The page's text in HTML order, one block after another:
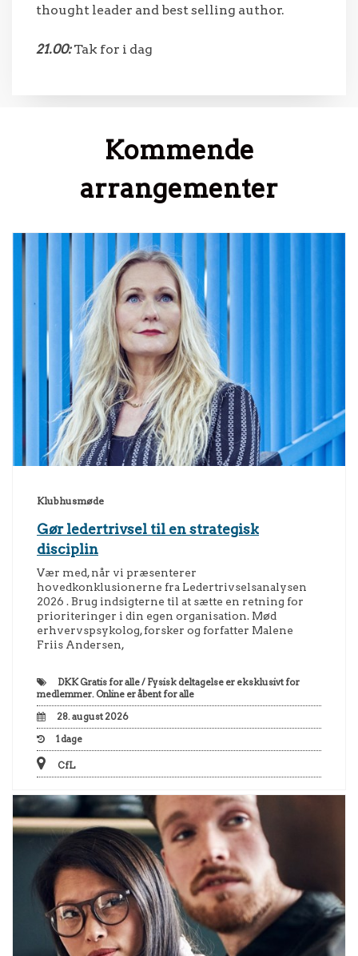
thought leader and best selling author.
21.00:Tak for i dag
Kommende
arrangementer
Klubhusmøde
Gør ledertrivsel til en strategisk
disciplin
Vær med, når vi præsenterer
hovedkonklusionerne fra Ledertrivselsanalysen
2026 . Brug indsigterne til at sætte en retning for
prioriteringer i din egen organisation. Mød
erhvervspsykolog, forsker og forfatter Malene
Friis Andersen,
DKKGratis for alle / Fysisk deltagelse er eksklusivt for
medlemmer. Online er åbent for alle
28. august 2026
1dage
CfL